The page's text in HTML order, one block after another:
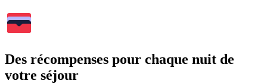
Des récompenses pour chaque nuit de
votre séjour